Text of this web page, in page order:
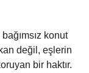
konut
değil, eşlerin
bir haktır.